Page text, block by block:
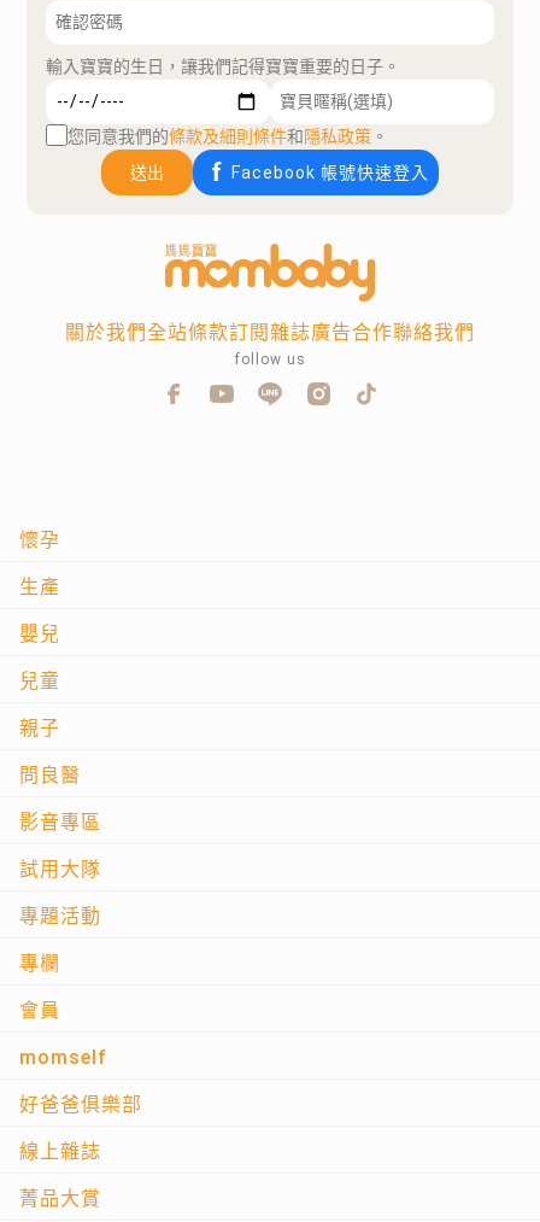
輸入寶寶的生日，讓我們記得寶寶重要的日子。
您同意我們的條款及細則條件和隱私政策 。
送出
Facebook 帳號快速登入
懷孕
生產
嬰兒
兒童
親子
問良醫
影音專區
試用大隊
專題活動
專欄
會員
momself
好爸爸俱樂部
線上雜誌
菁品大賞
關於我們全站條款訂閱雜誌廣告合作聯絡我們
follow us